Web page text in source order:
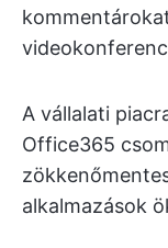
A vállalati
Office365
alkalmazások